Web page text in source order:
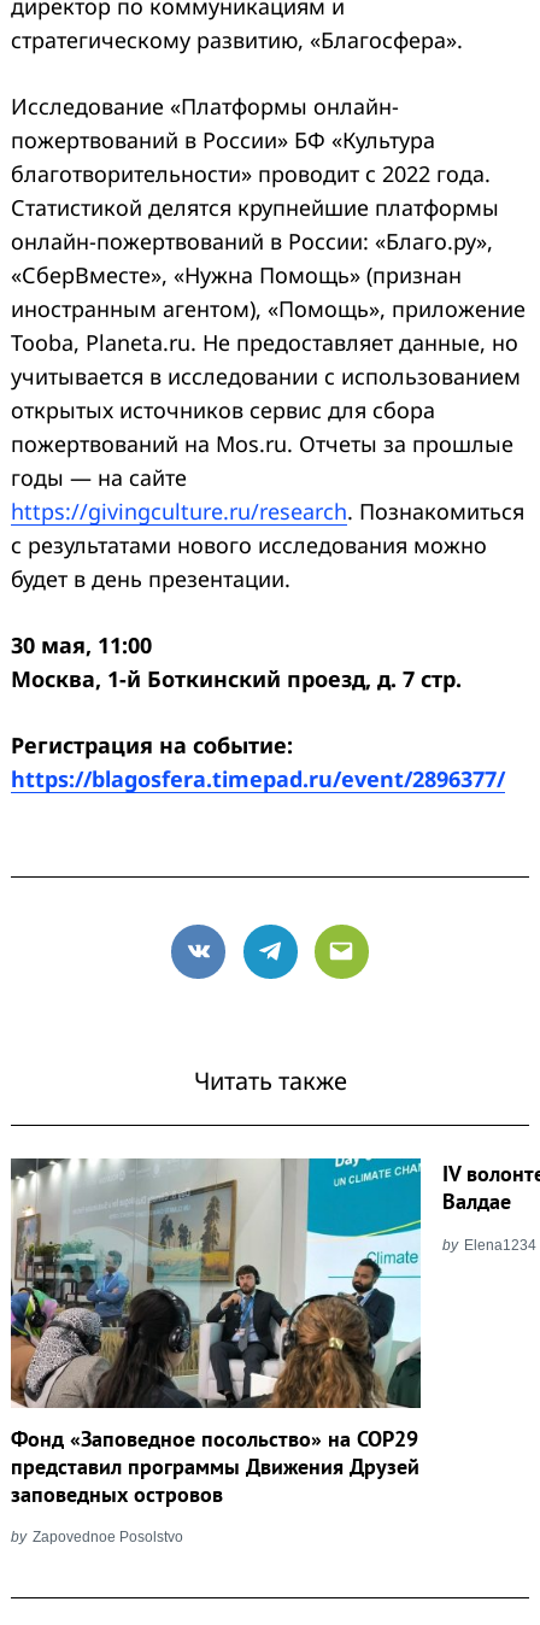
стратегическому развитию, «Благосфера».
Исследование «Платформы онлайн-
пожертвований в России» БФ «Культура
благотворительности» проводит с 2022 года.
Статистикой делятся крупнейшие платформы
онлайн-пожертвований в России: «Благо.ру»,
«СберВместе», «Нужна Помощь» (признан
иностранным агентом), «Помощь», приложение
Tooba, Planeta.ru. Не предоставляет данные, но
учитывается в исследовании с использованием
открытых источников сервис для сбора
пожертвований на Mos.ru. Отчеты за прошлые
годы — на сайте
https://givingculture.ru/research. Познакомиться
с результатами нового исследования можно
будет в день презентации.
30 мая, 11:00
Москва, 1-й Боткинский проезд, д. 7 стр.
Регистрация на событие:
https://blagosfera.timepad.ru/event/2896377/
VK Telegram
Email
Читать также
Фонд «Заповедное посольство» на COP29
представил программы Движения Друзей
заповедных островов
by Zapovednoe Posolstvo
IV
Валдае
by Elena1234